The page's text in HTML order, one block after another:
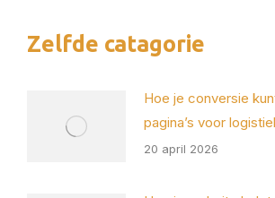
Zelfde catagorie
Hoe je conversie
pagina’s voor
20 april 2026